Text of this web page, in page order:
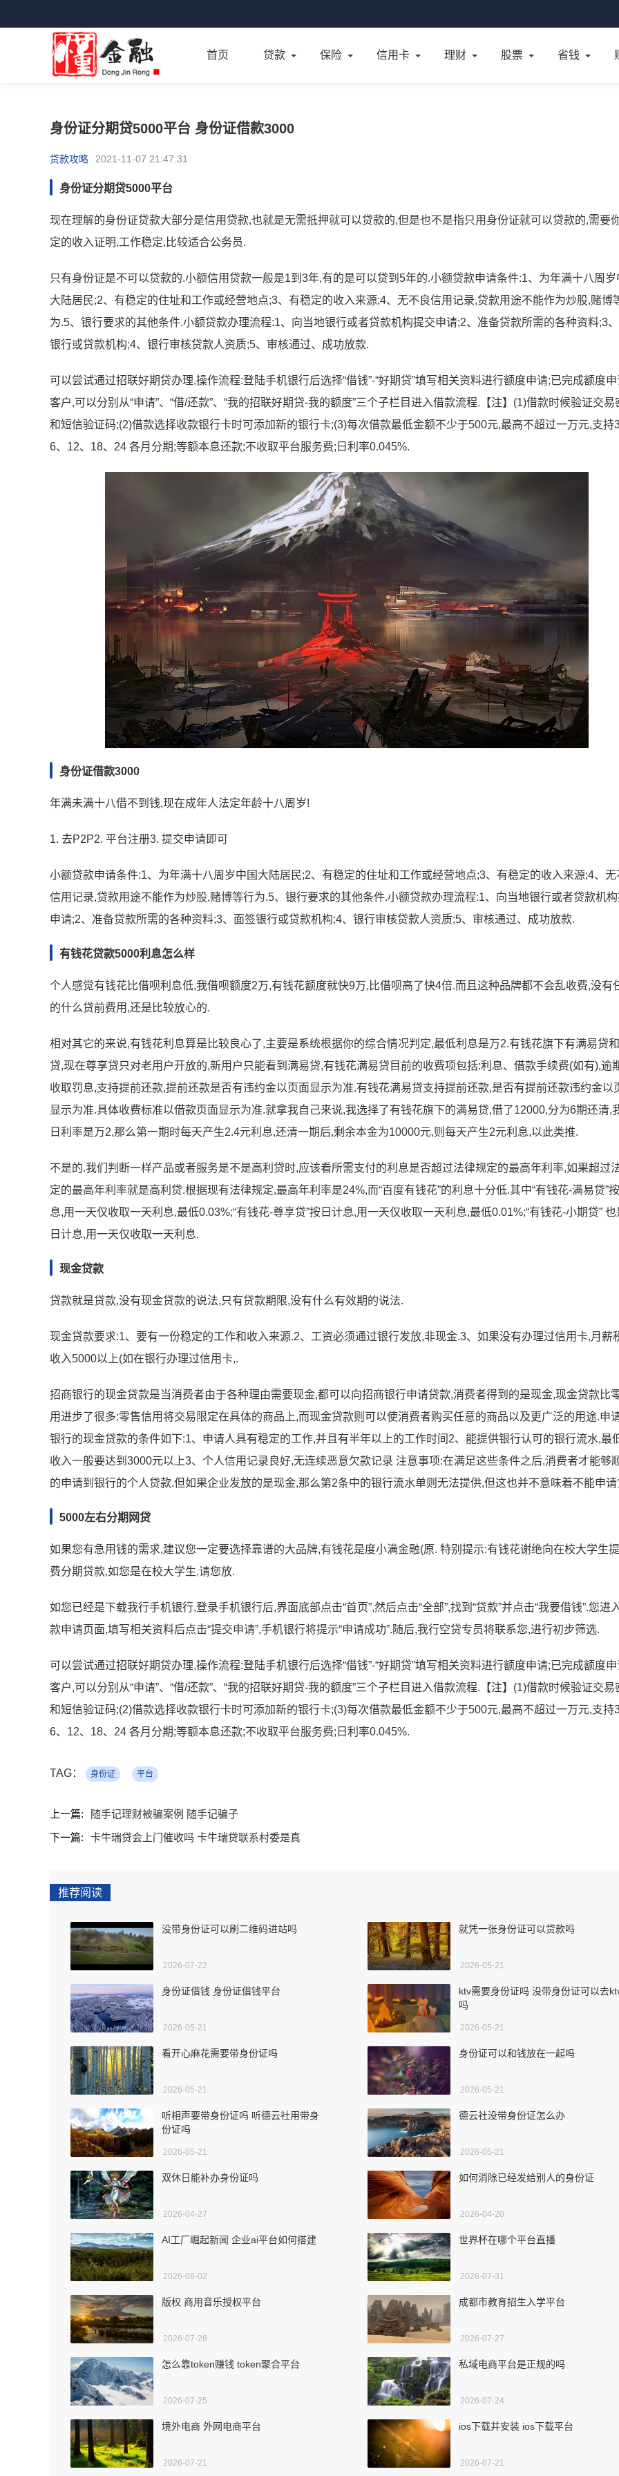
首页 贷款 保险 信用卡 理财 股票 省钱
身份证分期贷5000平台 身份证借款3000
贷款攻略 2021-11-07 21:47:31
身份证分期贷5000平台
现在理解的身份证贷款大部分是信用贷款,也就是无需抵押就可以贷款的,但是也不是指只用身份证就可以贷款的,需要
定的收入证明,工作稳定,比较适合公务员.
只有身份证是不可以贷款的.小额信用贷款一般是1到3年,有的是可以贷到5年的.小额贷款申请条件:1、为年满十八周岁
大陆居民;2、有稳定的住址和工作或经营地点;3、有稳定的收入来源;4、无不良信用记录,贷款用途不能作为炒股,赌博
为.5、银行要求的其他条件.小额贷款办理流程:1、向当地银行或者贷款机构提交申请;2、准备贷款所需的各种资料;3
银行或贷款机构;4、银行审核贷款人资质;5、审核通过、成功放款.
可以尝试通过招联好期贷办理,操作流程:登陆手机银行后选择“借钱”-“好期贷”填写相关资料进行额度申请;已完成额度申
客户,可以分别从“申请”、“借/还款”、“我的招联好期贷-我的额度”三个子栏目进入借款流程.【注】(1)借款时候验证交易
和短信验证码;(2)借款选择收款银行卡时可添加新的银行卡;(3)每次借款最低金额不少于500元,最高不超过一万元,支持3
6、12、18、24 各月分期;等额本息还款;不收取平台服务费;日利率0.045%.
身份证借款3000
年满未满十八借不到钱,现在成年人法定年龄十八周岁!
1. 去P2P2. 平台注册3. 提交申请即可
小额贷款申请条件:1、为年满十八周岁中国大陆居民;2、有稳定的住址和工作或经营地点;3、有稳定的收入来源;4、无
信用记录,贷款用途不能作为炒股,赌博等行为.5、银行要求的其他条件.小额贷款办理流程:1、向当地银行或者贷款机
申请;2、准备贷款所需的各种资料;3、面签银行或贷款机构;4、银行审核贷款人资质;5、审核通过、成功放款.
有钱花贷款5000利息怎么样
个人感觉有钱花比借呗利息低,我借呗额度2万,有钱花额度就快9万,比借呗高了快4倍.而且这种品牌都不会乱收费,没有
的什么贷前费用,还是比较放心的.
相对其它的来说,有钱花利息算是比较良心了,主要是系统根据你的综合情况判定,最低利息是万2.有钱花旗下有满易贷
贷,现在尊享贷只对老用户开放的,新用户只能看到满易贷,有钱花满易贷目前的收费项包括:利息、借款手续费(如有),逾
收取罚息,支持提前还款,提前还款是否有违约金以页面显示为准.有钱花满易贷支持提前还款,是否有提前还款违约金以
显示为准.具体收费标准以借款页面显示为准.就拿我自己来说,我选择了有钱花旗下的满易贷,借了12000,分为6期还清,
日利率是万2,那么第一期时每天产生2.4元利息,还清一期后,剩余本金为10000元,则每天产生2元利息,以此类推.
不是的.我们判断一样产品或者服务是不是高利贷时,应该看所需支付的利息是否超过法律规定的最高年利率,如果超过
定的最高年利率就是高利贷.根据现有法律规定,最高年利率是24%,而“百度有钱花”的利息十分低.其中“有钱花-满易贷”
息,用一天仅收取一天利息,最低0.03%;“有钱花-尊享贷”按日计息,用一天仅收取一天利息,最低0.01%;“有钱花-小期贷” 也
日计息,用一天仅收取一天利息.
现金贷款
贷款就是贷款,没有现金贷款的说法,只有贷款期限,没有什么有效期的说法.
现金贷款要求:1、要有一份稳定的工作和收入来源.2、工资必须通过银行发放,非现金.3、如果没有办理过信用卡,月薪
收入5000以上(如在银行办理过信用卡,.
招商银行的现金贷款是当消费者由于各种理由需要现金,都可以向招商银行申请贷款,消费者得到的是现金,现金贷款比
用进步了很多:零售信用将交易限定在具体的商品上,而现金贷款则可以使消费者购买任意的商品以及更广泛的用途.申
银行的现金贷款的条件如下:1、申请人具有稳定的工作,并且有半年以上的工作时间2、能提供银行认可的银行流水,最
收入一般要达到3000元以上3、个人信用记录良好,无连续恶意欠款记录 注意事项:在满足这些条件之后,消费者才能够
的申请到银行的个人贷款.但如果企业发放的是现金,那么第2条中的银行流水单则无法提供,但这也并不意味着不能申请
5000左右分期网贷
如果您有急用钱的需求,建议您一定要选择靠谱的大品牌,有钱花是度小满金融(原. 特别提示:有钱花谢绝向在校大学生
费分期贷款,如您是在校大学生,请您放.
如您已经是下载我行手机银行,登录手机银行后,界面底部点击“首页”,然后点击“全部”,找到“贷款”并点击“我要借钱”.您进
款申请页面,填写相关资料后点击“提交申请”,手机银行将提示“申请成功”.随后,我行空贷专员将联系您,进行初步筛选.
可以尝试通过招联好期贷办理,操作流程:登陆手机银行后选择“借钱”-“好期贷”填写相关资料进行额度申请;已完成额度申
客户,可以分别从“申请”、“借/还款”、“我的招联好期贷-我的额度”三个子栏目进入借款流程.【注】(1)借款时候验证交易
和短信验证码;(2)借款选择收款银行卡时可添加新的银行卡;(3)每次借款最低金额不少于500元,最高不超过一万元,支持3
6、12、18、24 各月分期;等额本息还款;不收取平台服务费;日利率0.045%.
TAG： 身份证 平台
上一篇:
随手记理财被骗案例 随手记骗子
下一篇:
卡牛瑞贷会上门催收吗 卡牛瑞贷联系村委是真
推荐阅读
没带身份证可以刷二维码进站吗
2026-07-22
就凭一张身份证可以贷款吗
2026-05-21
身份证借钱 身份证借钱平台
2026-05-21
ktv需要身份证吗 没带身份证可以去
吗
2026-05-21
看开心麻花需要带身份证吗
2026-05-21
身份证可以和钱放在一起吗
2026-05-21
听相声要带身份证吗 听德云社用带身
份证吗
2026-05-21
德云社没带身份证怎么办
2026-05-21
双休日能补办身份证吗
2026-04-27
如何消除已经发给别人的身份证
2026-04-20
AI工厂崛起新闻 企业ai平台如何搭建
2026-08-02
世界杯在哪个平台直播
2026-07-31
版权 商用音乐授权平台
2026-07-28
成都市教育招生入学平台
2026-07-27
怎么靠token赚钱 token聚合平台
2026-07-25
私域电商平台是正规的吗
2026-07-24
境外电商 外网电商平台
2026-07-21
ios下载并安装 ios下载平台
2026-07-21